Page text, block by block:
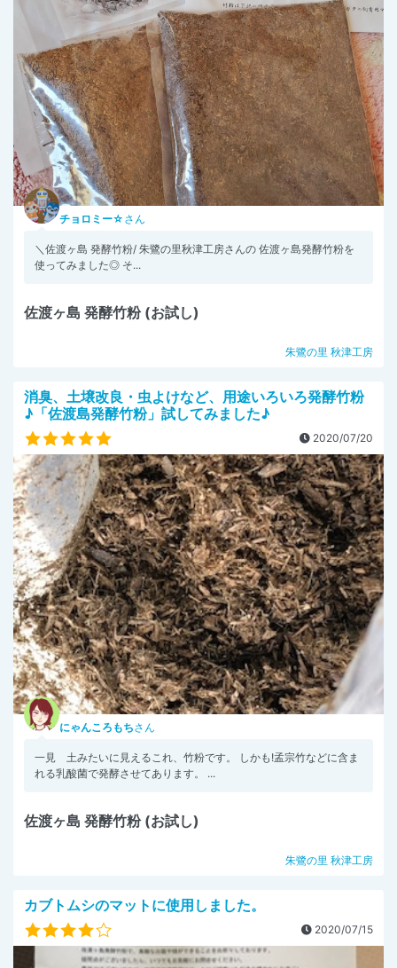
チョロミー☆ さん
＼佐渡ヶ島 発酵竹粉/ 朱鷺の里秋津工房さんの 佐渡ヶ島発酵竹粉を
使ってみました◎ そ...
佐渡ヶ島 発酵竹粉 (お試し)
朱鷺の里 秋津工房
消臭、土壌改良・虫よけなど、用途いろいろ発酵竹粉
♪「佐渡島発酵竹粉」試してみました♪
2020/07/20
にゃんころもちさん
一見 土みたいに見えるこれ、竹粉です。 しかも!孟宗竹などに含ま
れる乳酸菌で発酵させてあります。 ...
佐渡ヶ島 発酵竹粉 (お試し)
朱鷺の里 秋津工房
カブトムシのマットに使用しました。
2020/07/15